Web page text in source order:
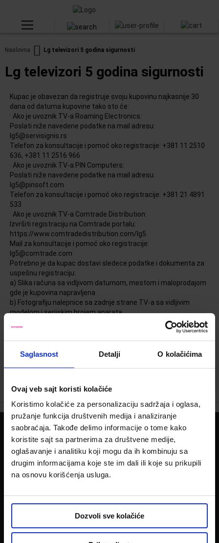
Saglasnost Detalji O kolačićima
Ovaj veb sajt koristi kolačiće
Koristimo kolačiće za personalizaciju sadržaja i oglasa,
pružanje funkcija društvenih medija i analiziranje
saobraćaja. Takođe delimo informacije o tome kako
koristite sajt sa partnerima za društvene medije,
oglašavanje i analitiku koji mogu da ih kombinuju sa
drugim informacijama koje ste im dali ili koje su prikupili
na osnovu korišćenja usluga.
Dozvoli sve kolačiće
Naslovna Lg televizori 5 godina sigurnosti
Lg televizori 5 godina sigurnosti
Kupac je obavezan da registruje svoju kupovinu najkasnije 30
dana od datuma kupovine tako sto će:
· Ako je uvoznik TV-a Roaming Electronics:
Poslati niže navedene podatke na mail adresu:
lg5@servisignis.rs
Telefon za konsultacije i pomoć oko registracije: +381 11 2510
636, +381 11 2516 966
· Ako je uvoznik TV-a PIN Computers:
Poslati niže navedene podatke na mail adresu:
lg5@pinsoft.com
Telefon za konsultacije i pomoć oko registracije: +381 21 4891
533
· Ako je uvoznik TV-a Comtrade Distribution:
Izvršiti registraciju na Comtrade portalu:
https://www.comtradedistribution.com/lg5
Mail za konsultacije i pomoć oko registracije:
lg5@comtrade.com
Potrebno je da kupac dostavi sledece podatke i dokumenta za
uspešnu registraciju:
a) Slika računa sa vidljivom datumom, mestom i maloprodajom
gde je kupovina napravljena
b) Fotografiju nalepnice sa zadnje strane TV-a sa vidljivim
modelom i serijskim brojem aparata
e) Ime i Prezime
PRATITE NAS NA:
Potrebna Vam je pomoć?
Pozovite nas!
011 22 59 211
Nameštaj